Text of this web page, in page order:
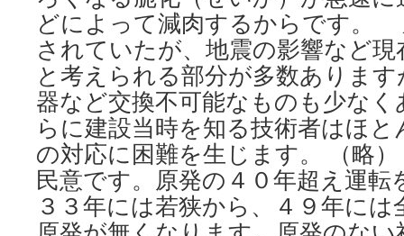
どによって減肉するからです。
されていたが、地震の影響など
と考えられる部分が多数ありま
器など交換不可能なものも少な
らに建設当時を知る技術者はほ
の対応に困難を生じます。 （略
民意です。原発の４０年超え運転
３３年には若狭から、４９年に